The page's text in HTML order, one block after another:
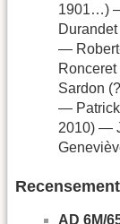
1901…)
—
Sardon
— Patrick
2010) —
AD 6M/